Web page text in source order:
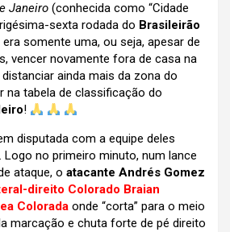
Janeiro (conhecida como “Cidade
sexta rodada do Brasileirão
somente uma, ou seja, apesar de
vencer novamente fora de casa na
ainda mais da zona do
na tabela de classificação do
!
disputada com a equipe deles
Logo no primeiro minuto, num lance
ataque, o atacante Andrés Gomez
direito Colorado Braian
Colorada onde “corta” para o meio
marcação e chuta forte de pé direito